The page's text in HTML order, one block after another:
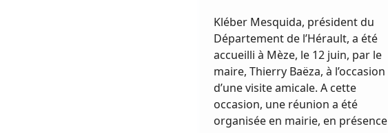
Kléber Mesquida, président du
Département de l’Hérault, a été
accueilli à Mèze, le 12 juin, par le
maire, Thierry Baëza, à l’occasion
d’une visite amicale. A cette
occasion, une réunion a été
organisée en mairie, en présence